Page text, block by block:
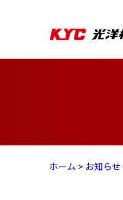
ホーム > お知らせ